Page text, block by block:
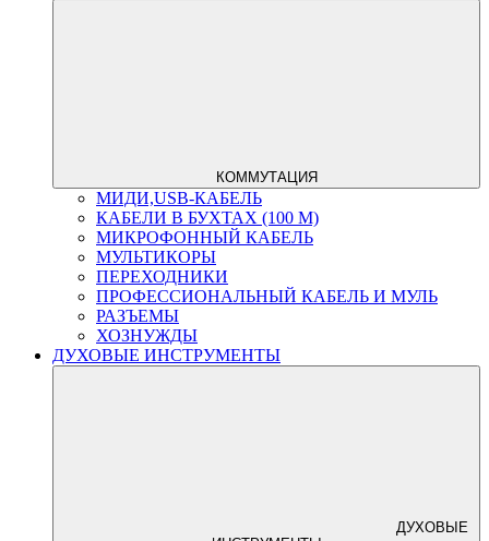
КОММУТАЦИЯ
МИДИ,USB-КАБЕЛЬ
КАБЕЛИ В БУХТАХ (100 М)
МИКРОФОННЫЙ КАБЕЛЬ
МУЛЬТИКОРЫ
ПЕРЕХОДНИКИ
ПРОФЕССИОНАЛЬНЫЙ КАБЕЛЬ И МУЛЬ
РАЗЪЕМЫ
ХОЗНУЖДЫ
ДУХОВЫЕ ИНСТРУМЕНТЫ
ДУХОВЫЕ